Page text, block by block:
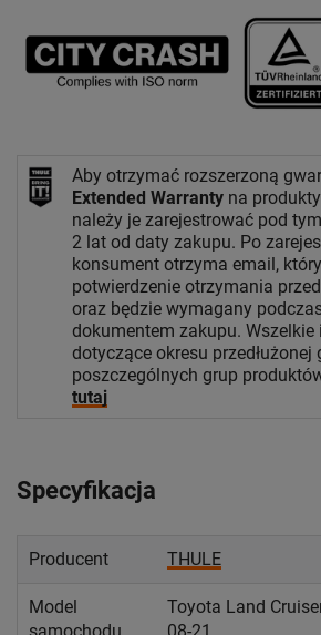
Aby otrzymać rozszerzoną
Extended Warranty na
należy je zarejestrować pod tym
2 lat od daty zakupu. Po
konsument otrzyma email,
potwierdzenie otrzymania
oraz będzie wymagany
dokumentem zakupu.
dotyczące okresu przedłużonej
poszczególnych grup
tutaj
Specyfikacja
Producent THULE
Model
samochodu
Toyota Land
08-21